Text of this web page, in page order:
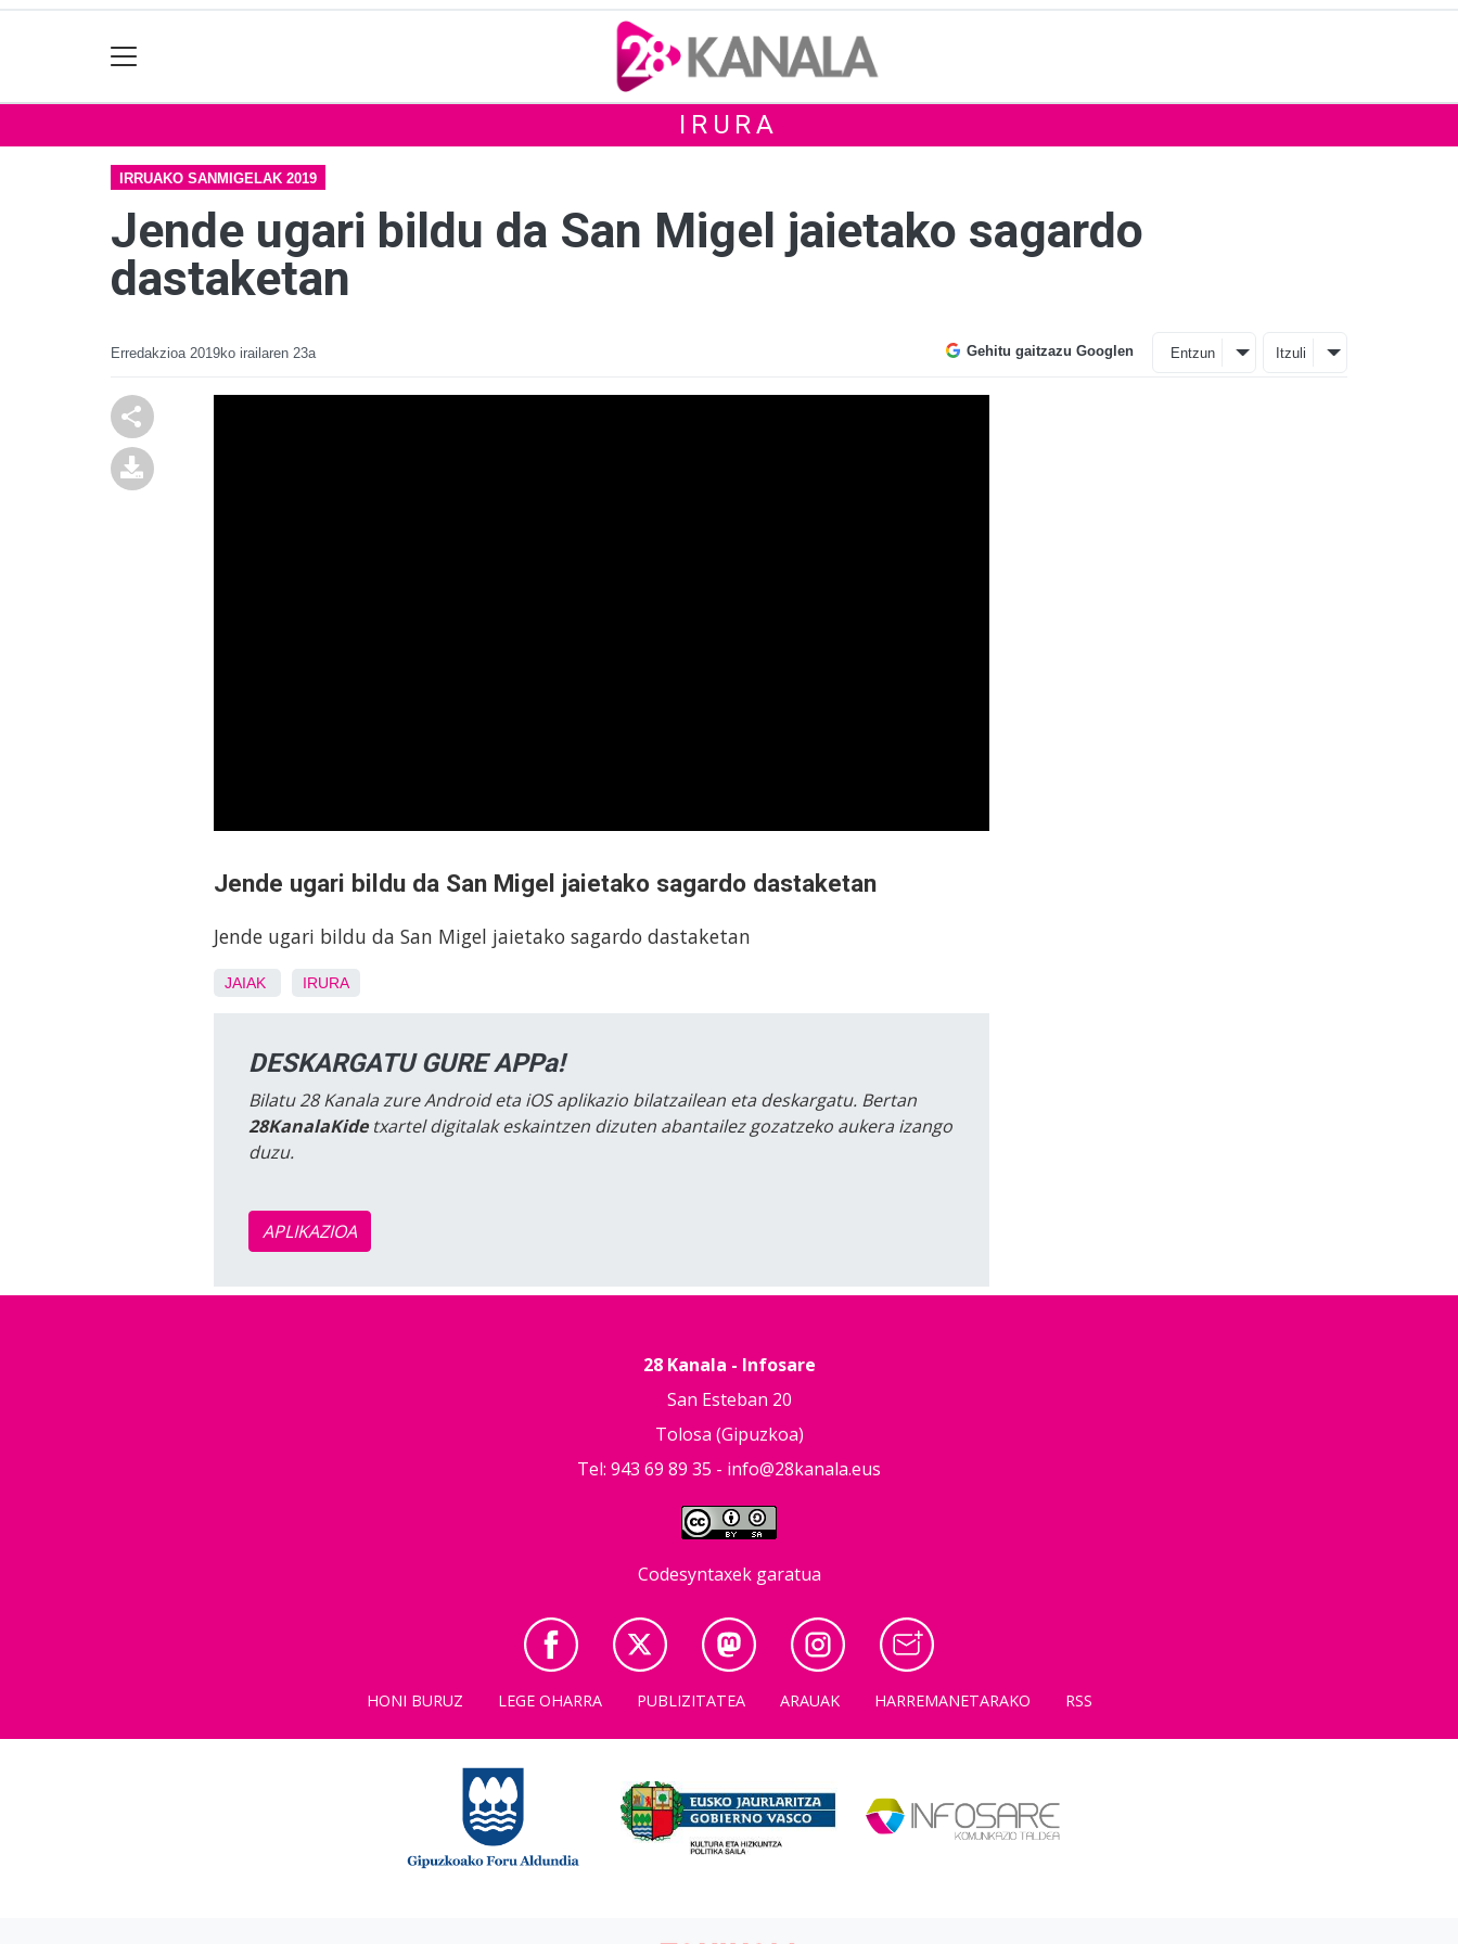
IRURA
IRRUAKO SANMIGELAK 2019
Jende ugari bildu da San Migel jaietako sagardo
dastaketan
Erredakzioa 2019ko irailaren 23a Gehitu gaitzazu Googlen Entzun Itzuli
Jende ugari bildu da San Migel jaietako sagardo dastaketan
Jende ugari bildu da San Migel jaietako sagardo dastaketan
JAIAK IRURA
DESKARGATU GURE APPa!
Bilatu 28 Kanala zure Android eta iOS aplikazio bilatzailean eta deskargatu. Bertan
28KanalaKidetxartel digitalak eskaintzen dizuten abantailez gozatzeko aukera izango
duzu.
APLIKAZIOA
28 Kanala - Infosare
San Esteban 20
Tolosa (Gipuzkoa)
Tel: 943 69 89 35 - info@28kanala.eus
Codesyntaxek garatua
HONI BURUZ LEGE OHARRA PUBLIZITATEA ARAUAK HARREMANETARAKO RSS